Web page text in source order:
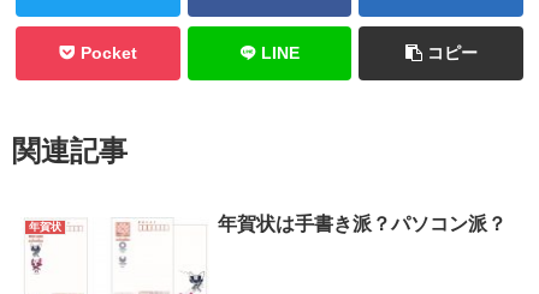
Pocket LINE コピー
関連記事
年賀状 年賀状は手書き派？パソコン派？